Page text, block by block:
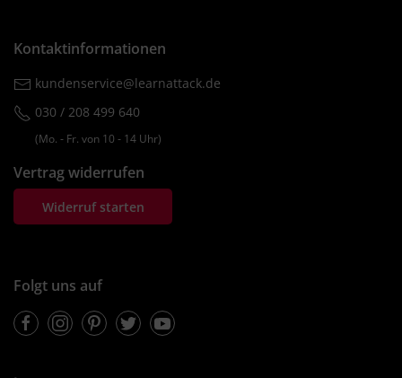
Kontaktinformationen
kundenservice@learnattack.de
030 / 208 499 640
(Mo. ‐ Fr. von 10 ‐ 14 Uhr)
Vertrag widerrufen
Widerruf starten
Folgt uns auf
FacebookInstagramPinterestTwitterYoutube